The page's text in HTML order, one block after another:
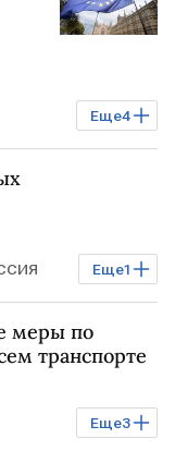
Еще4
Еще1
меры по
транспорте
Еще3